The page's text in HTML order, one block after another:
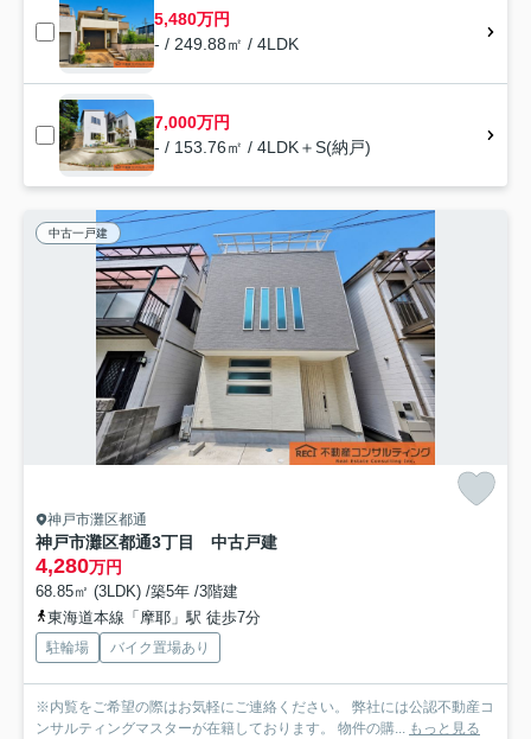
5,480万円
- / 249.88㎡ / 4LDK
7,000万円
- / 153.76㎡ / 4LDK＋S(納戸)
中古一戸建
神戸市灘区都通
神戸市灘区都通3丁目 中古戸建
4,280万円
68.85㎡ (3LDK) /築5年 /3階建
東海道本線「摩耶」駅 徒歩7分
駐輪場 バイク置場あり
※内覧をご希望の際はお気軽にご連絡ください。 弊社には公認不動産コ
ンサルティングマスターが在籍しております。 物件の購... もっと見る